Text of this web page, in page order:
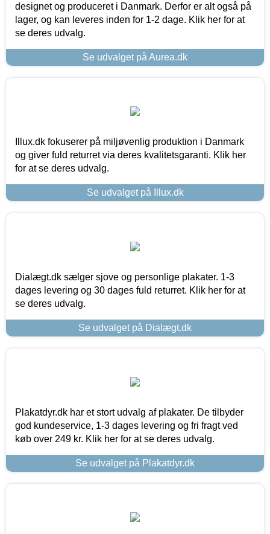
designet og produceret i Danmark. Derfor er alt også på
lager, og kan leveres inden for 1-2 dage. Klik her for at
se deres udvalg.
Se udvalget på Aurea.dk
Illux.dk fokuserer på miljøvenlig produktion i Danmark
og giver fuld returret via deres kvalitetsgaranti. Klik her
for at se deres udvalg.
Se udvalget på Illux.dk
Dialægt.dk sælger sjove og personlige plakater. 1-3
dages levering og 30 dages fuld returret. Klik her for at
se deres udvalg.
Se udvalget på Dialægt.dk
Plakatdyr.dk har et stort udvalg af plakater. De tilbyder
god kundeservice, 1-3 dages levering og fri fragt ved
køb over 249 kr. Klik her for at se deres udvalg.
Se udvalget på Plakatdyr.dk